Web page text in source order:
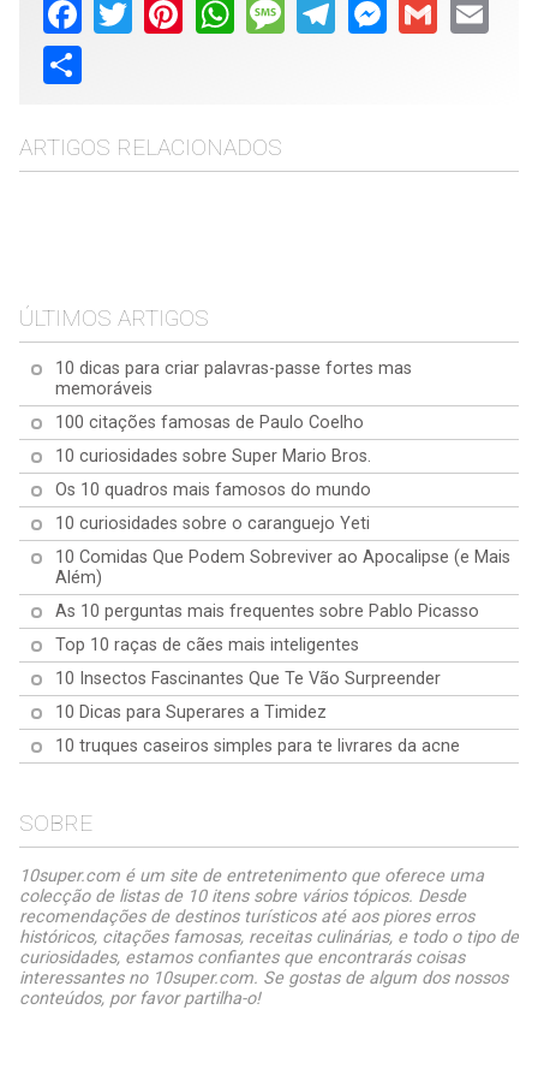
Share
ARTIGOS RELACIONADOS
saber
ÚLTIMOS ARTIGOS
10 dicas para criar palavras-passe fortes mas
memoráveis
100 citações famosas de Paulo Coelho
10 curiosidades sobre Super Mario Bros.
Os 10 quadros mais famosos do mundo
10 curiosidades sobre o caranguejo Yeti
10 Comidas Que Podem Sobreviver ao Apocalipse (e Mais
Além)
As 10 perguntas mais frequentes sobre Pablo Picasso
Top 10 raças de cães mais inteligentes
10 Insectos Fascinantes Que Te Vão Surpreender
10 Dicas para Superares a Timidez
10 truques caseiros simples para te livrares da acne
SOBRE
10super.com é um site de entretenimento que oferece uma
colecção de listas de 10 itens sobre vários tópicos. Desde
recomendações de destinos turísticos até aos piores erros
históricos, citações famosas, receitas culinárias, e todo o tipo de
curiosidades, estamos confiantes que encontrarás coisas
interessantes no 10super.com. Se gostas de algum dos nossos
conteúdos, por favor partilha-o!